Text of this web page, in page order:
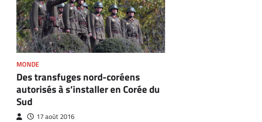
MONDE
Des transfuges nord-coréens
autorisés à s’installer en Corée du
Sud
17 août 2016